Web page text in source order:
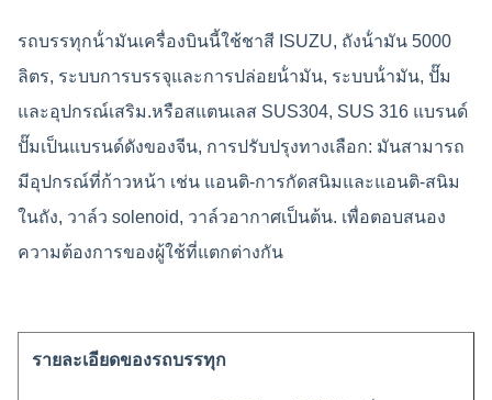
รถบรรทุกน้ํามันเครื่องบินนี้ใช้ชาสี ISUZU, ถังน้ํามัน 5000
ลิตร, ระบบการบรรจุและการปล่อยน้ํามัน, ระบบน้ํามัน, ปั๊ม
และอุปกรณ์เสริม.หรือสแตนเลส SUS304, SUS 316 แบรนด์
ปั๊มเป็นแบรนด์ดังของจีน, การปรับปรุงทางเลือก: มันสามารถ
มีอุปกรณ์ที่ก้าวหน้า เช่น แอนติ-การกัดสนิมและแอนติ-สนิม
ในถัง, วาล์ว solenoid, วาล์วอากาศเป็นต้น. เพื่อตอบสนอง
ความต้องการของผู้ใช้ที่แตกต่างกัน
รายละเอียดของรถบรรทุก